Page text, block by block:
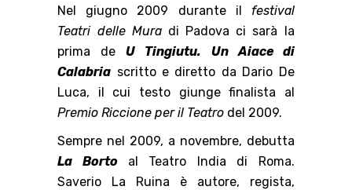
Nel giugno 2009 durante il festival
Teatri delle Muradi Padova ci sarà la
prima deU Tingiutu. Un Aiace di
Calabria scritto e diretto da Dario De
Luca, il cui testo giunge finalista al
Premio Riccione per il Teatro del 2009.
Sempre nel 2009, a novembre, debutta
La Bortoal Teatro India di Roma.
Saverio La Ruina è autore, regista,